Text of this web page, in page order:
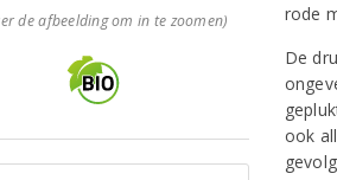
de afbeelding om in te zoomen)
rode
De
ook